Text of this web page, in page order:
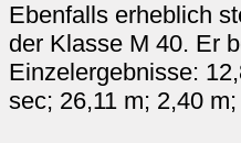
Ebenfalls erheblich
der Klasse M 40. Er
Einzelergebnisse:
sec; 26,11 m; 2,40